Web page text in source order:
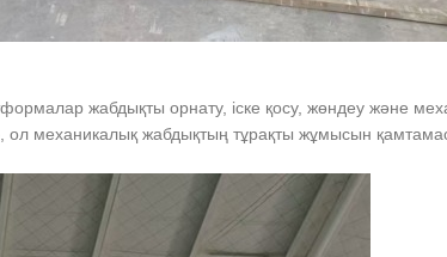
жабдықты орнату, іске қосу, жөндеу және
механикалық жабдықтың тұрақты жұмысын